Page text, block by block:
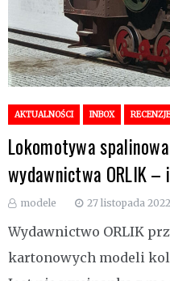
AKTUALNOŚCI INBOX
Lokomotywa
wydawnictwa ORLIK –
modele 27 listopada 2022
Wydawnictwo ORLIK
kartonowych modeli